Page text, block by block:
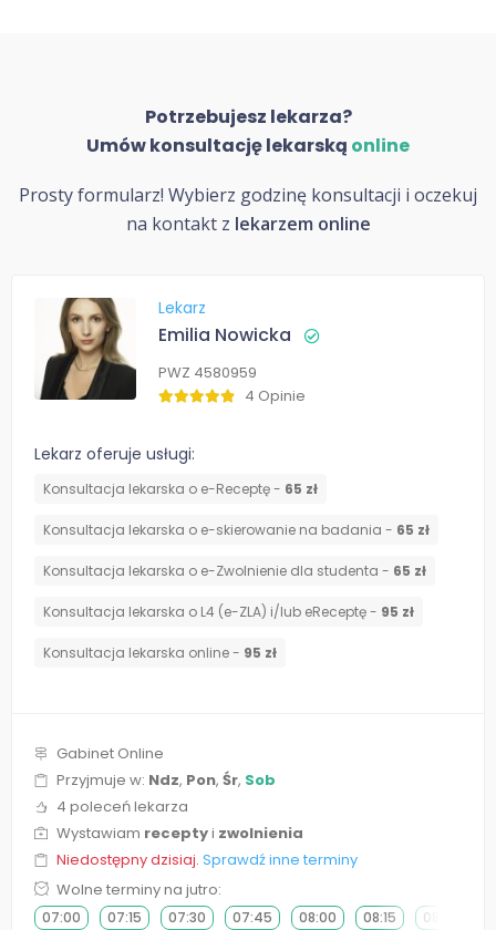
Potrzebujesz lekarza?
Umów konsultację lekarską online
Prosty formularz! Wybierz godzinę konsultacji i oczekuj
na kontakt z lekarzem online
Lekarz
Emilia Nowicka
PWZ 4580959
4 Opinie
Lekarz oferuje usługi:
Konsultacja lekarska o e-Receptę - 65 zł
Konsultacja lekarska o e-skierowanie na badania - 65 zł
Konsultacja lekarska o e-Zwolnienie dla studenta - 65 zł
Konsultacja lekarska o L4 (e-ZLA) i/lub eReceptę - 95 zł
Konsultacja lekarska online - 95 zł
Gabinet Online
Przyjmuje w: Ndz, Pon, Śr, Sob
4 poleceń lekarza
Wystawiam receptyi zwolnienia
Niedostępny dzisiaj. Sprawdź inne terminy
Wolne terminy na jutro:
07:00 07:15 07:30 07:45 08:00 08:15 08:30